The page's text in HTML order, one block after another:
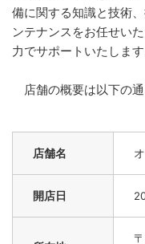
備に関する知識と技術
ンテナンスをお任せい
力でサポートいたします
店舗の概要は以下の通
店舗名
開店日